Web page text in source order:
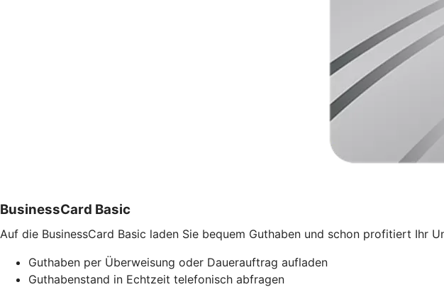
BusinessCard Basic
Auf die BusinessCard Basic laden Sie bequem Guthaben und schon profitiert Ihr
Guthaben per Überweisung oder Dauerauftrag aufladen
Guthabenstand in Echtzeit telefonisch abfragen